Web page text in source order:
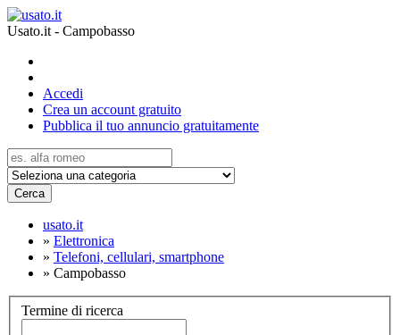
Usato.it - Campobasso
Accedi
Crea un account gratuito
Pubblica il tuo annuncio gratuitamente
Cerca
usato.it
» Elettronica
» Telefoni, cellulari, smartphone
» Campobasso
Termine di ricerca